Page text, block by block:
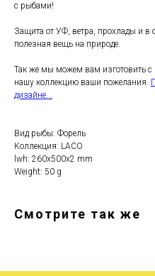
с рыбами!
Защита от УФ, ветра, прохлады и
полезная вещь на природе.
Так же мы можем вам изготовить
нашу коллекцию ваши пожелания.
дизайне...
Вид рыбы: Форель
Коллекция: LACO
lwh: 260x500x2 mm
Weight: 50 g
Смотрите так же